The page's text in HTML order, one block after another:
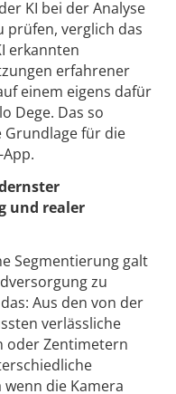
KI bei der Analyse
prüfen, verglich das
erkannten
erfahrener
einem eigens dafür
Dege. Das so
Grundlage für die
und realer
Segmentierung galt
zu
Aus den von der
verlässliche
oder Zentimetern
die Kamera